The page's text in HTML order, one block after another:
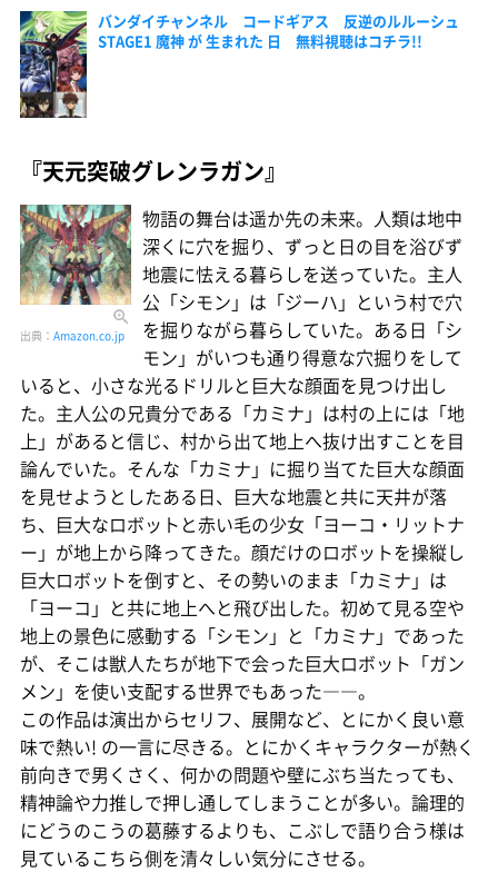
バンダイチャンネル コードギアス 反逆のルルーシュ
STAGE1 魔神 が 生まれた 日 無料視聴はコチラ!!
『天元突破グレンラガン』
出典： Amazon.co.jp
物語の舞台は遥か先の未来。人類は地中
深くに穴を掘り、ずっと日の目を浴びず
地震に怯える暮らしを送っていた。主人
公「シモン」は「ジーハ」という村で穴
を掘りながら暮らしていた。ある日「シ
モン」がいつも通り得意な穴掘りをして
いると、小さな光るドリルと巨大な顔面を見つけ出し
た。主人公の兄貴分である「カミナ」は村の上には「地
上」があると信じ、村から出て地上へ抜け出すことを目
論んでいた。そんな「カミナ」に掘り当てた巨大な顔面
を見せようとしたある日、巨大な地震と共に天井が落
ち、巨大なロボットと赤い毛の少女「ヨーコ・リットナ
ー」が地上から降ってきた。顔だけのロボットを操縦し
巨大ロボットを倒すと、その勢いのまま「カミナ」は
「ヨーコ」と共に地上へと飛び出した。初めて見る空や
地上の景色に感動する「シモン」と「カミナ」であった
が、そこは獣人たちが地下で会った巨大ロボット「ガン
メン」を使い支配する世界でもあった――。
この作品は演出からセリフ、展開など、とにかく良い意
味で熱い! の一言に尽きる。とにかくキャラクターが熱く
前向きで男くさく、何かの問題や壁にぶち当たっても、
精神論や力推しで押し通してしまうことが多い。論理的
にどうのこうの葛藤するよりも、こぶしで語り合う様は
見ているこちら側を清々しい気分にさせる。